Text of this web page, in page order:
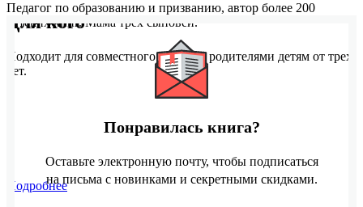
Для кого
Подходит для совместного чтения с родителями детям от трех
лет.
Педагог по образованию и призванию, автор более 200
детских книг. Мама трех сыновей.
Подробнее
Понравилась книга?
Оставьте электронную почту, чтобы подписаться
на письма с новинками и секретными скидками.